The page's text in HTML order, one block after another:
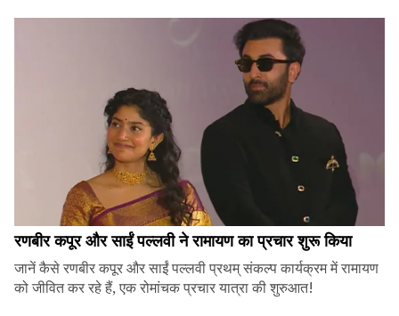
रणबीर कपूर और साईं पल्लवी ने रामायण का प्रचार शुरू किया
जानें कैसे रणबीर कपूर और साईं पल्लवी प्रथम् संकल्प कार्यक्रम में रामायण
को जीवित कर रहे हैं, एक रोमांचक प्रचार यात्रा की शुरुआत!